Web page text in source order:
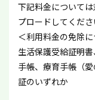
下記料金について
プロードしてくださ
＜利用料金の免除
生活保護受給証明
手帳、療育手帳（
証のいずれか